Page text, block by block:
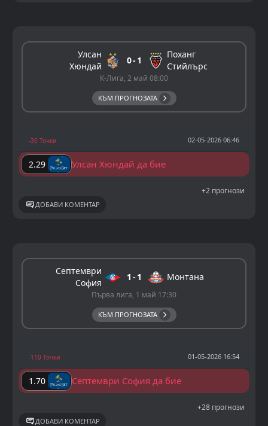
Улсан
Хюндай
0 1
Поханг
Стийлърс
К-Лига, 2 май 08:00
КЪМ ПРОГНОЗАТА
-30 Точки 02-05-2026 06:46
2.29 Улсан Хюндай да бие
+2 прогнози
ДОБАВИ КОМЕНТАР
Септември
София
1 1 Монтана
Първа лига, 1 май 17:30
КЪМ ПРОГНОЗАТА
-110 Точки 01-05-2026 16:54
1.70 Септември София да бие
+28 прогнози
ДОБАВИ КОМЕНТАР